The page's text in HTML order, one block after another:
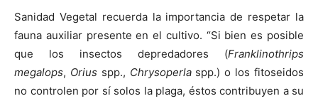
Sanidad Vegetal recuerda la importancia de respetar la
fauna auxiliar presente en el cultivo. “Si bien es posible
que los insectos depredadores (Franklinothrips
megalops, Orius spp., Chrysoperlaspp.) o los fitoseidos
no controlen por sí solos la plaga, éstos contribuyen a su